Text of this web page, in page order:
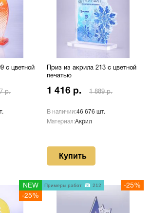
с цветной
р.
Приз из акрила 213 с цветной
печатью
1 416 р. 1 889 р.
В наличии:46 676 шт.
Материал:Акрил
Купить
NEW
-25%
-25%
Примеры работ 212